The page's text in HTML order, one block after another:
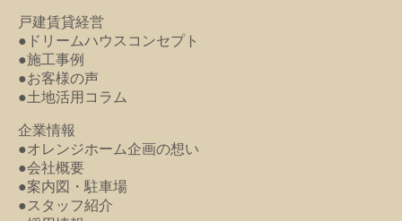
戸建賃貸経営
●ドリームハウスコンセプト
●施工事例
●お客様の声
●土地活用コラム
企業情報
●オレンジホーム企画の想い
●会社概要
●案内図・駐車場
●スタッフ紹介